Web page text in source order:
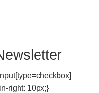
right: 10px;}